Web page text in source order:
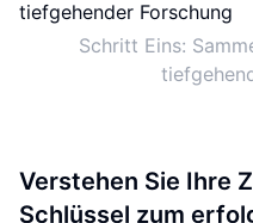
Schritt Eins:
Verstehen Sie Ihre
Schlüssel zum